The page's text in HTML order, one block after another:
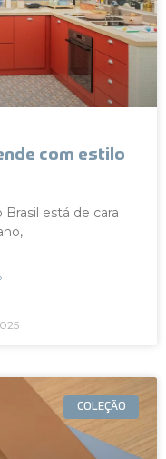
com estilo
Brasil está de cara
COLEÇÃO